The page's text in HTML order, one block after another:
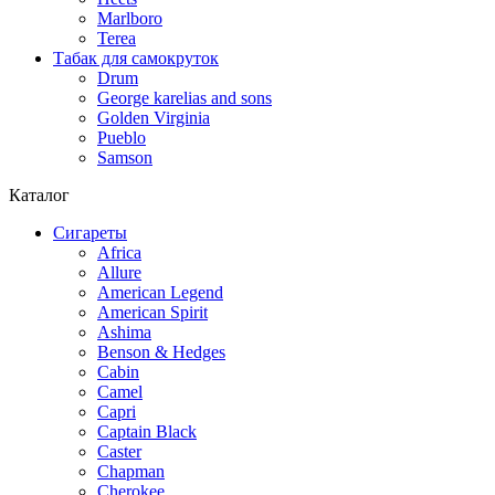
Marlboro
Terea
Табак для самокруток
Drum
George karelias and sons
Golden Virginia
Pueblo
Samson
Каталог
Сигареты
Africa
Allure
American Legend
American Spirit
Ashima
Benson & Hedges
Cabin
Camel
Capri
Captain Black
Caster
Chapman
Cherokee